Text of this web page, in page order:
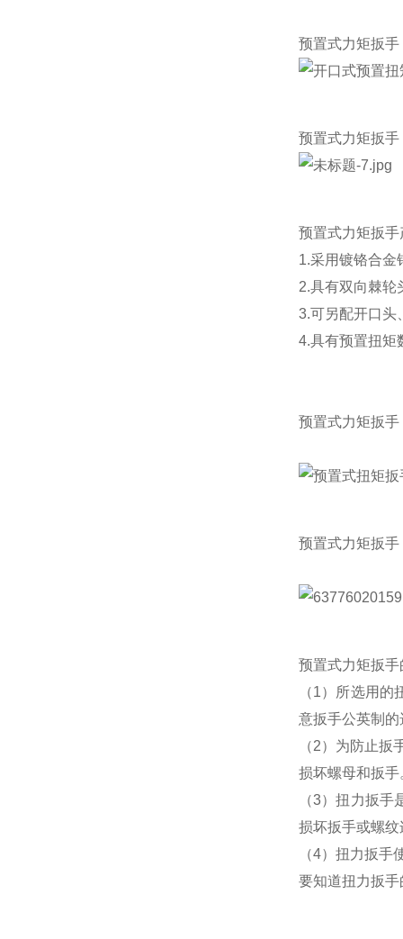
预置式力矩扳手
预置式力矩扳手
预置式力矩扳
1.采用镀铬合金
2.具有双向棘轮
3.可另配开口头
4.具有预置扭矩
预置式力矩扳手
预置式力矩扳手
预置式力矩扳手
（1）所选用的
意扳手公英制
（2）为防止扳
损坏螺母和扳手
（3）扭力扳手
损坏扳手或螺纹
（4）扭力扳手
要知道扭力扳手